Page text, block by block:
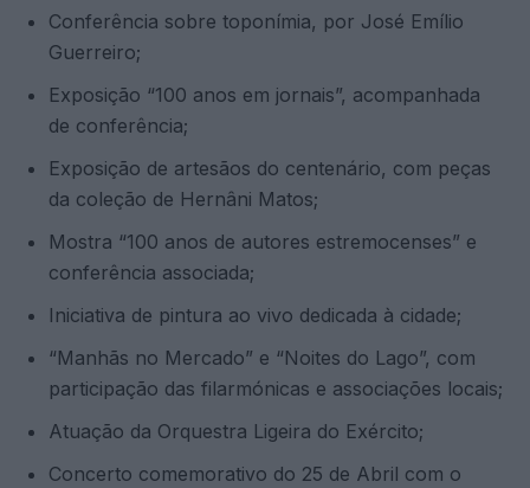
Conferência sobre toponímia, por José Emílio
Guerreiro;
Exposição “100 anos em jornais”, acompanhada
de conferência;
Exposição de artesãos do centenário, com peças
da coleção de Hernâni Matos;
Mostra “100 anos de autores estremocenses” e
conferência associada;
Iniciativa de pintura ao vivo dedicada à cidade;
“Manhãs no Mercado” e “Noites do Lago”, com
participação das filarmónicas e associações locais;
Atuação da Orquestra Ligeira do Exército;
Concerto comemorativo do 25 de Abril com o